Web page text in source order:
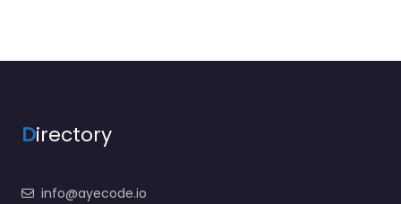
Directory
info@ayecode.io